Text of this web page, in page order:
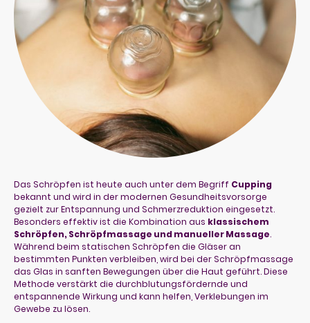
Das Schröpfen ist heute auch unter dem Begriff Cupping
bekannt und wird in der modernen Gesundheitsvorsorge
gezielt zur Entspannung und Schmerzreduktion eingesetzt.
Besonders effektiv ist die Kombination aus klassischem
Schröpfen, Schröpfmassage und manueller Massage.
Während beim statischen Schröpfen die Gläser an
bestimmten Punkten verbleiben, wird bei der Schröpfmassage
das Glas in sanften Bewegungen über die Haut geführt. Diese
Methode verstärkt die durchblutungsfördernde und
entspannende Wirkung und kann helfen, Verklebungen im
Gewebe zu lösen.